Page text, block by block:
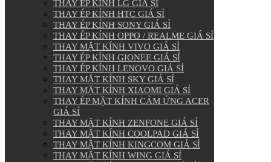
THAY ÉP KÍNH LG GIÁ SỈ
THAY ÉP KÍNH HTC GIÁ SỈ
THAY ÉP KÍNH SONY GIÁ SỈ
THAY ÉP KÍNH OPPO / REALME GIÁ SỈ
THAY MẶT KÍNH VIVO GIÁ SỈ
THAY ÉP KÍNH GIONEE GIÁ SỈ
THAY ÉP KÍNH LENOVO GIÁ SỈ
THAY MẶT KÍNH SKY GIÁ SỈ
THAY MẶT KÍNH XIAOMI GIÁ SỈ
THAY ÉP MẶT KÍNH CẢM ỨNG ACER
GIÁ SỈ
THAY MẶT KÍNH ZENFONE GIÁ SỈ
THAY MẶT KÍNH COOLPAD GIÁ SỈ
THAY MẶT KÍNH KINGCOM GIÁ SỈ
THAY MẶT KÍNH WING GIÁ SỈ